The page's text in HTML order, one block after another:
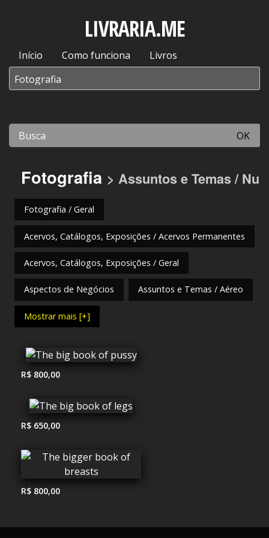
LIVRARIA.ME
Início Como funciona Livros
OK
Fotografia > Assuntos e Temas / Nu
Fotografia / Geral
Acervos, Catálogos, Exposições / Acervos Permanentes
Acervos, Catálogos, Exposições / Geral
Aspectos de Negócios Assuntos e Temas / Aéreo
Mostrar mais [+]
R$ 800,00
R$ 650,00
R$ 800,00